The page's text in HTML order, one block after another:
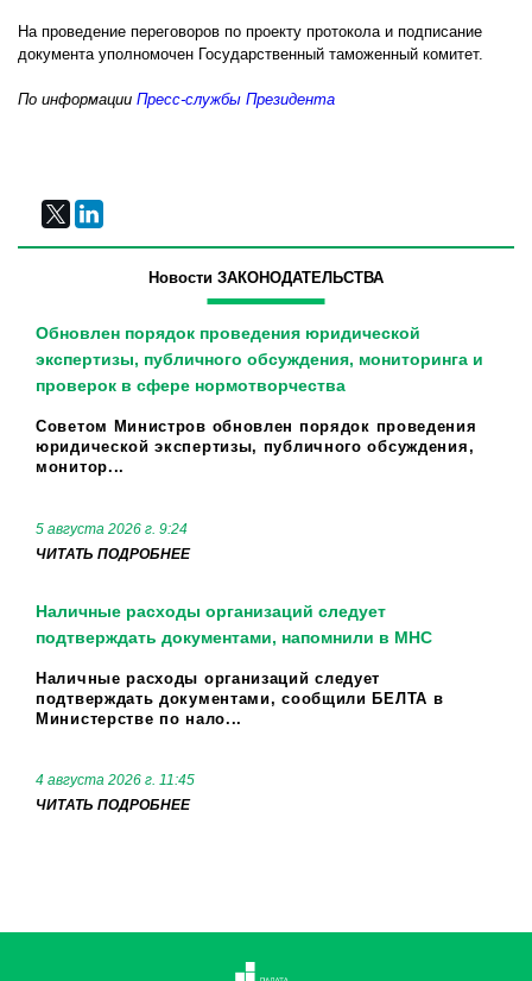
На проведение переговоров по проекту протокола и подписание
документа уполномочен Государственный таможенный комитет.
По информации Пресс-службы Президента
Новости ЗАКОНОДАТЕЛЬСТВА
Обновлен порядок проведения юридической
экспертизы, публичного обсуждения, мониторинга и
проверок в сфере нормотворчества
Советом Министров обновлен порядок проведения
юридической экспертизы, публичного обсуждения,
монитор...
5 августа 2026 г. 9:24
ЧИТАТЬ ПОДРОБНЕЕ
Наличные расходы организаций следует
подтверждать документами, напомнили в МНС
Наличные расходы организаций следует
подтверждать документами, сообщили БЕЛТА в
Министерстве по нало...
4 августа 2026 г. 11:45
ЧИТАТЬ ПОДРОБНЕЕ